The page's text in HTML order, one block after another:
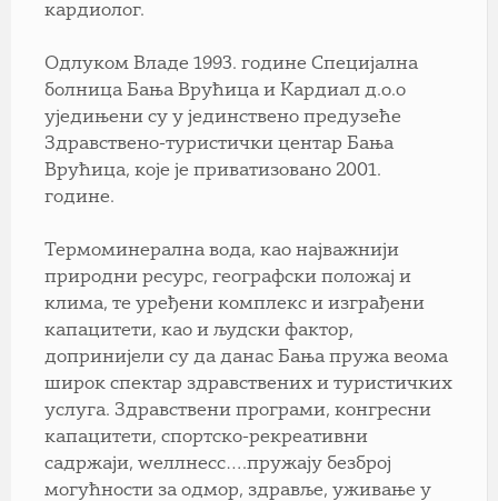
кардиолог.
Одлуком Владе 1993. године Специјална
болница Бања Врућица и Кардиал д.о.о
уједињени су у јединствено предузеће
Здравствено-туристички центар Бања
Врућица, које је приватизовано 2001.
године.
Термоминерална вода, као најважнији
природни ресурс, географски положај и
клима, те уређени комплекс и изграђени
капацитети, као и људски фактор,
допринијели су да данас Бања пружа веома
широк спектар здравствених и туристичких
услуга. Здравствени програми, конгресни
капацитети, спортско-рекреативни
садржаји, wеллнесс….пружају безброј
могућности за одмор, здравље, уживање у